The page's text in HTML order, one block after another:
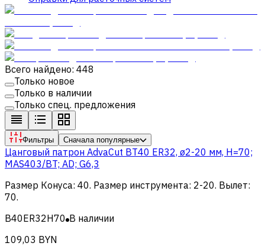
Всего найдено: 448
Только новое
Только в наличии
Только спец. предложения
Фильтры Сначала популярные
Цанговый патрон AdvaCut BT40 ER32, ø2-20 мм, H=70;
MAS403/BT; AD; G6,3
Размер Конуса: 40. Размер инструмента: 2-20. Вылет:
70.
B40ER32H70 В наличии
109,03 BYN